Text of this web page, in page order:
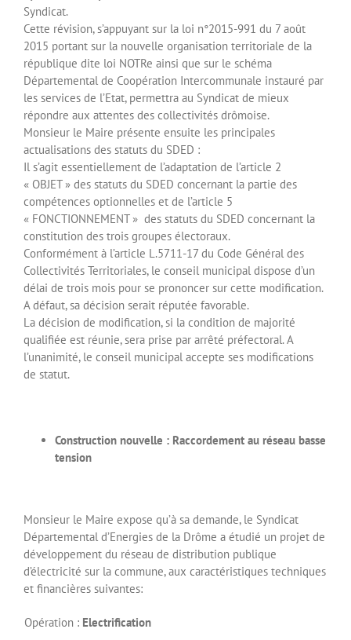
Syndicat.
Cette révision, s’appuyant sur la loi n°2015-991 du 7 août
2015 portant sur la nouvelle organisation territoriale de la
république dite loi NOTRe ainsi que sur le schéma
Départemental de Coopération Intercommunale instauré par
les services de l’Etat, permettra au Syndicat de mieux
répondre aux attentes des collectivités drômoise.
Monsieur le Maire présente ensuite les principales
actualisations des statuts du SDED :
Il s’agit essentiellement de l’adaptation de l’article 2
« OBJET » des statuts du SDED concernant la partie des
compétences optionnelles et de l’article 5
« FONCTIONNEMENT » des statuts du SDED concernant la
constitution des trois groupes électoraux.
Conformément à l’article L.5711-17 du Code Général des
Collectivités Territoriales, le conseil municipal dispose d’un
délai de trois mois pour se prononcer sur cette modification.
A défaut, sa décision serait réputée favorable.
La décision de modification, si la condition de majorité
qualifiée est réunie, sera prise par arrêté préfectoral. A
l’unanimité, le conseil municipal accepte ses modifications
de statut.
Construction nouvelle : Raccordement au réseau basse
tension
Monsieur le Maire expose qu’à sa demande, le Syndicat
Départemental d’Energies de la Drôme a étudié un projet de
développement du réseau de distribution publique
d’électricité sur la commune, aux caractéristiques techniques
et financières suivantes:
Opération : Electrification